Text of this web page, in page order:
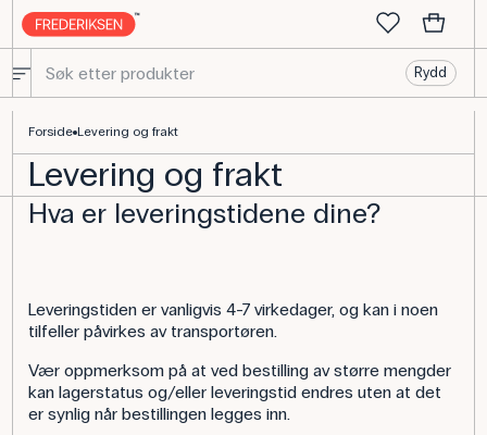
Rydd
Forside Levering og frakt
Levering og frakt
Hva er leveringstidene dine?
Leveringstiden er vanligvis 4-7 virkedager, og kan i noen
tilfeller påvirkes av transportøren.
Vær oppmerksom på at ved bestilling av større mengder
kan lagerstatus og/eller leveringstid endres uten at det
er synlig når bestillingen legges inn.